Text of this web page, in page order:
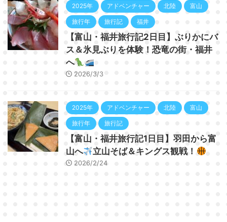
2025年 アドベンチャー 北陸 富山
旅行年 旅行記 福井
【富山・福井旅行記2日目】ぶりかにバ
ス＆氷見ぶりを体験！恐竜の街・福井
へ
2026/3/3
2025年 アドベンチャー 北陸 富山
旅行年 旅行記
【富山・福井旅行記1日目】羽田から富
山へ
立山そば＆キングス観戦！
2026/2/24